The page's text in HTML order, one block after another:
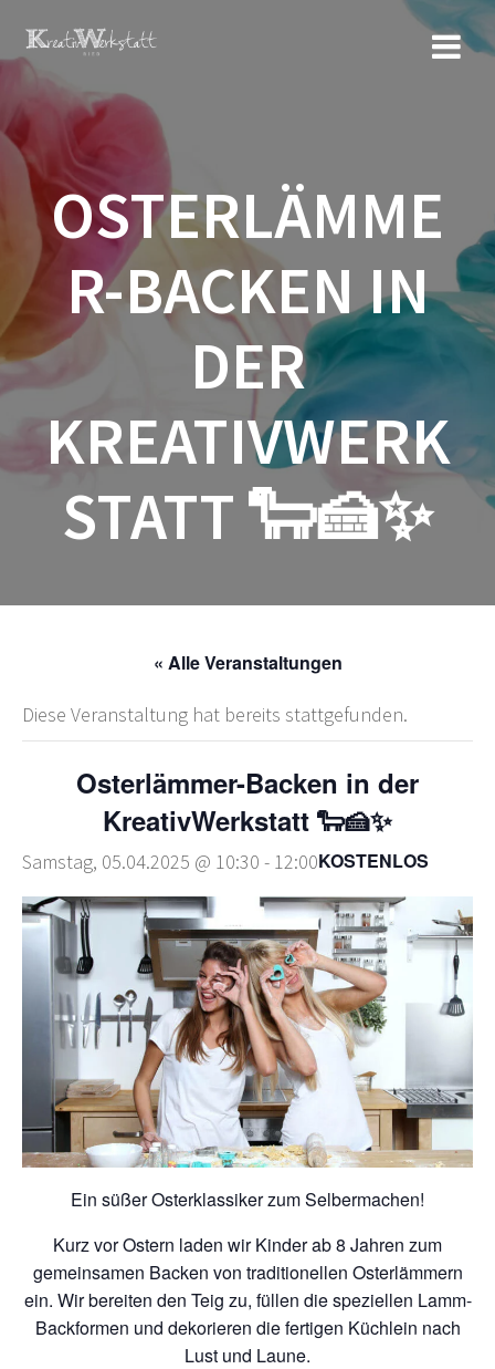
OSTERLÄMME
R-BACKEN IN
DER
KREATIVWERK
STATT 🐑🍰✨
« Alle Veranstaltungen
Diese Veranstaltung hat bereits stattgefunden.
Osterlämmer-Backen in der
KreativWerkstatt 🐑🍰✨
Samstag, 05.04.2025 @ 10:30 - 12:00KOSTENLOS
Ein süßer Osterklassiker zum Selbermachen!
Kurz vor Ostern laden wir Kinder ab 8 Jahren zum
gemeinsamen Backen von traditionellen Osterlämmern
ein. Wir bereiten den Teig zu, füllen die speziellen Lamm-
Backformen und dekorieren die fertigen Küchlein nach
Lust und Laune.